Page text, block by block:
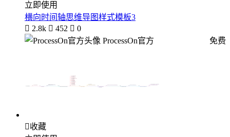
立即使用
横向时间轴思维导图样式模板3
 2.8k  452  0
ProcessOn官方
免费
收藏